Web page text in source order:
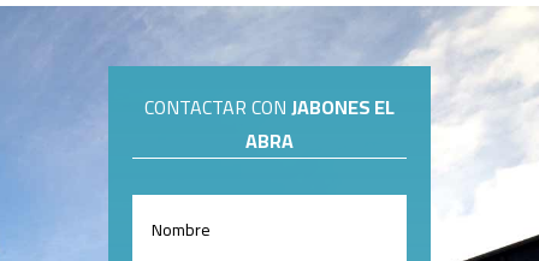
CONTACTAR CONJABONES EL
ABRA